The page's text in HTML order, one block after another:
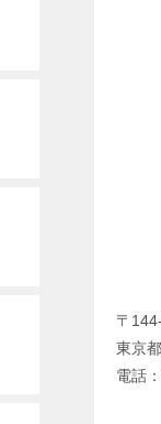
〒
東京
電話